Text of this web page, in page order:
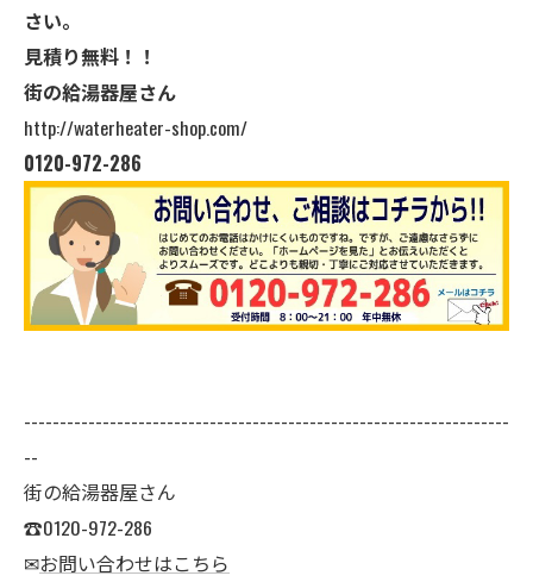
さい。
見積り無料！！
街の給湯器屋さん
http://waterheater-shop.com/
0120-972-286
--------------------------------------------------------------------
--
街の給湯器屋さん
☎0120-972-286
✉お問い合わせはこちら